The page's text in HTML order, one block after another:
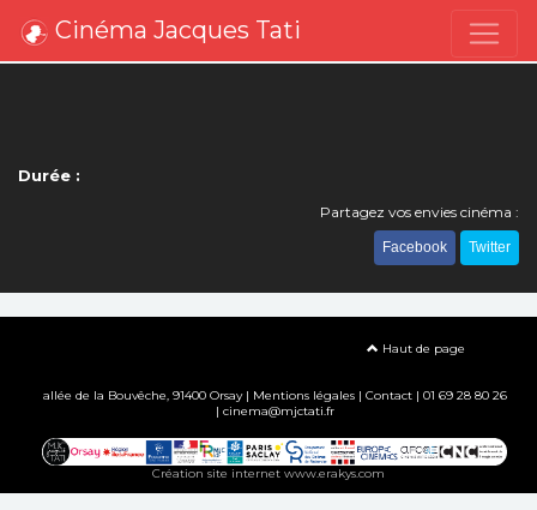
Cinéma Jacques Tati
Durée :
Partagez vos envies cinéma :
Facebook Twitter
Haut de page
allée de la Bouvêche, 91400 Orsay | Mentions légales| Contact| 01 69 28 80 26
| cinema@mjctati.fr
Création site internet www.erakys.com